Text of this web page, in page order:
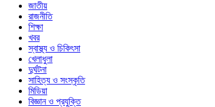
জাতীয়
রাজনীতি
শিক্ষা
খবর
স্বাস্থ্য ও চিকিৎসা
খেলাধুলা
দুর্ঘটনা
সাহিত্য ও সংস্কৃতি
মিডিয়া
বিজ্ঞান ও প্রযুক্তি